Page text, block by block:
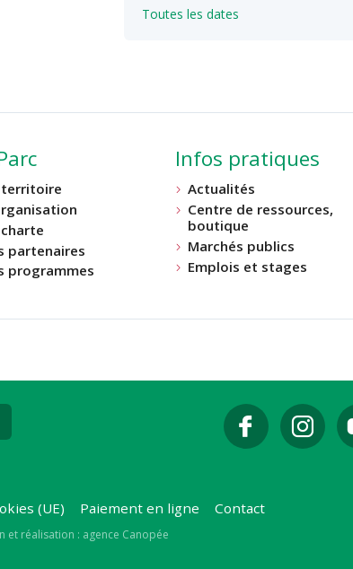
Toutes les dates
territoire
partenaires
programmes
Infos pratiques
Actualités
Centre de ressources,
boutique
Marchés publics
Emplois et stages
(UE) Paiement en ligne Contact
et réalisation : agence Canopée